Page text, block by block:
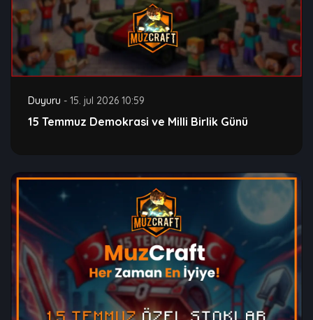
Duyuru - 15. jul 2026 10:59
15 Temmuz Demokrasi ve Milli Birlik Günü